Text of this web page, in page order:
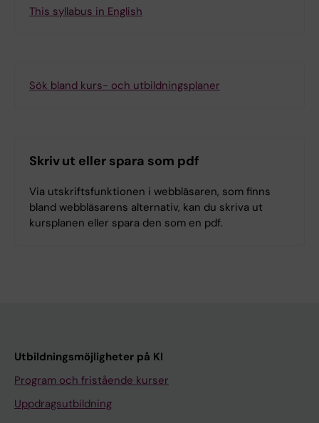
This syllabus in English
Sök bland kurs- och utbildningsplaner
Skriv ut eller spara som pdf
Via utskriftsfunktionen i webbläsaren, som finns
bland webbläsarens alternativ, kan du skriva ut
kursplanen eller spara den som en pdf.
Utbildningsmöjligheter på KI
Program och fristående kurser
Uppdragsutbildning